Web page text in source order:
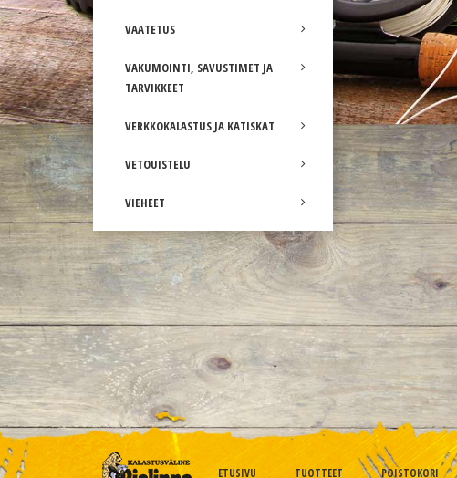
VAATETUS
VAKUMOINTI, SAVUSTIMET JA
TARVIKKEET
VERKKOKALASTUS JA KATISKAT
VETOUISTELU
VIEHEET
ETUSIVU TUOTTEET POISTOKORI